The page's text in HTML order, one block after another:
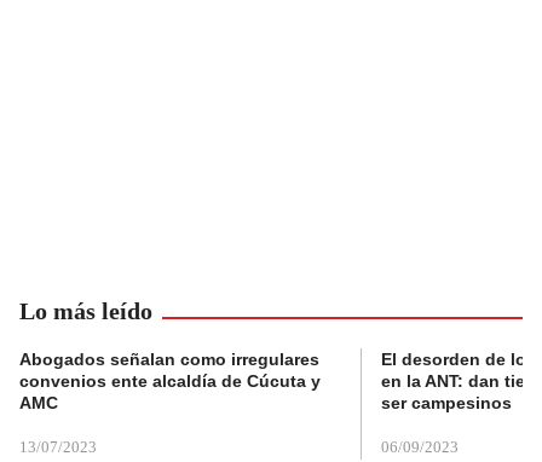
Lo más leído
Abogados señalan como irregulares
convenios ente alcaldía de Cúcuta y
AMC
13/07/2023
El desorden de
en la ANT: dan
ser campesinos
06/09/2023